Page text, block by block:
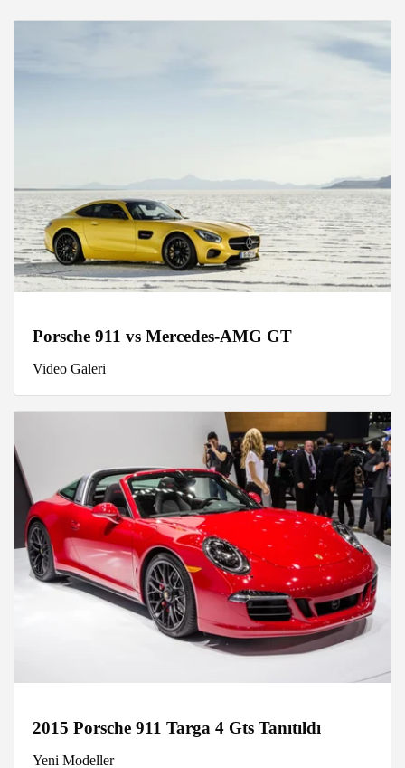
Porsche 911 vs Mercedes-AMG GT
Video Galeri
2015 Porsche 911 Targa 4 Gts Tanıtıldı
Yeni Modeller